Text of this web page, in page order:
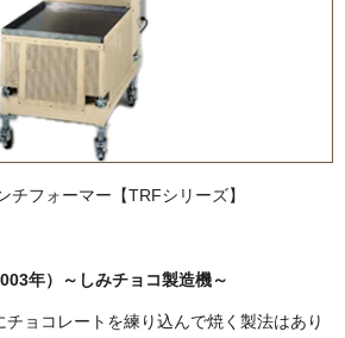
ーマー【TRFシリーズ】
年）～しみチョコ製造機～
チョコレートを練り込んで焼く製法はあり